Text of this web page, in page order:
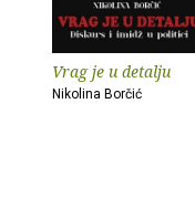
Vrag je u detalju
Nikolina Borčić